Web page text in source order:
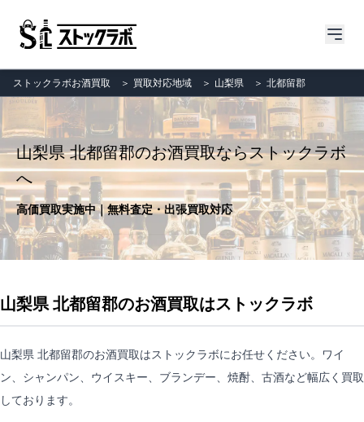
ストックラボお酒買取 ＞ 買取対応地域 ＞ 山梨県 ＞ 北都留郡
山梨県 北都留郡のお酒買取ならストックラボ
へ
高価買取実施中｜無料査定・出張買取対応
山梨県 北都留郡のお酒買取はストックラボ
山梨県 北都留郡のお酒買取はストックラボにお任せください。ワイ
ン、シャンパン、ウイスキー、ブランデー、焼酎、古酒など幅広く買取
しております。